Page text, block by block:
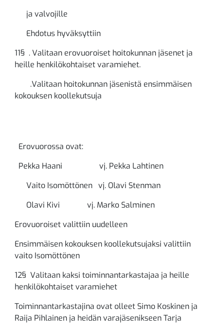
ja valvojille
Ehdotus hyväksyttiin
11§ . Valitaan erovuoroiset hoitokunnan jäsenet ja
heille henkilökohtaiset varamiehet.
.Valitaan hoitokunnan jäsenistä ensimmäisen
kokouksen koollekutsuja
Erovuorossa ovat:
Pekka Haani vj. Pekka Lahtinen
Vaito Isomöttönen vj. Olavi Stenman
Olavi Kivi vj. Marko Salminen
Erovuoroiset valittiin uudelleen
Ensimmäisen kokouksen koollekutsujaksi valittiin
vaito Isomöttönen
12§ Valitaan kaksi toiminnantarkastajaa ja heille
henkilökohtaiset varamiehet
Toiminnantarkastajina ovat olleet Simo Koskinen ja
Raija Pihlainen ja heidän varajäsenikseen Tarja